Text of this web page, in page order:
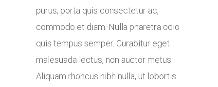
purus, porta quis consectetur ac,
commodo et diam. Nulla pharetra odio
quis tempus semper. Curabitur eget
malesuada lectus, non auctor metus.
Aliquam rhoncus nibh nulla, ut lobortis